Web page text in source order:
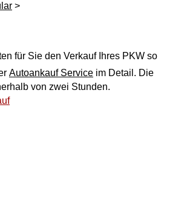
>
für Sie den Verkauf Ihres PKW so
Autoankauf Service im Detail. Die
von zwei Stunden.